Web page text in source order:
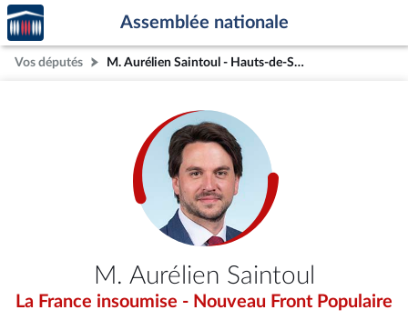
Aller au contenu
Aller en bas de la page
Accèder
à la
page
d'accueil
Assemblée nationale
Vos députés M. Aurélien Saintoul - Hauts-de-Seine (11e circonscription)
M. Aurélien Saintoul
La France insoumise - Nouveau Front Populaire